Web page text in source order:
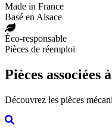
Made in France
Basé en Alsace
Éco-responsable
Pièces de réemploi
Pièces associées
Découvrez les pièces